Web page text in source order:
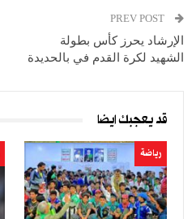
الإرشاد يحرز كأس بطولة
الشهيد لكرة القدم في بالحديدة
قد يعجبك ايضا
رياضة